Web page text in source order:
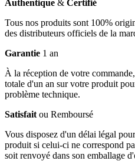
Authentique & Certifié
Tous nos produits sont 100%
des distributeurs officiels de la
Garantie 1 an
À la réception de votre
totale d'un an sur votre produit
problème technique.
Satisfait ou Remboursé
Vous disposez d'un délai légal
produit si celui-ci ne correspond
soit renvoyé dans son emballage